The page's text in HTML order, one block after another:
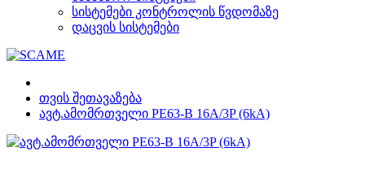
სისტემები კონტროლის წვდომაზე
დაცვის სისტემები
თვის შეთავაზება
ავტ.ამომრთველი PE63-B 16A/3P (6kA)